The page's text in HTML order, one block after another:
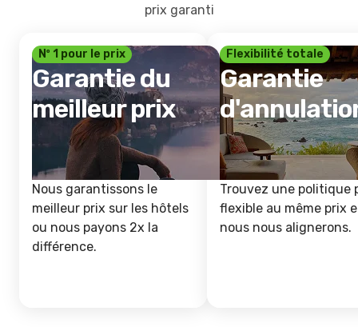
prix garanti
Nº 1 pour le prix
Garantie du
meilleur prix
Nous garantissons le
meilleur prix sur les hôtels
ou nous payons 2x la
différence.
Flexibilité totale
Garantie
Trouvez une politique
flexible au même prix
nous nous alignerons.